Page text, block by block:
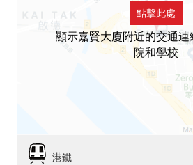
點擊此處
顯示嘉賢大廈附近的交通連
院和學校
港鐵